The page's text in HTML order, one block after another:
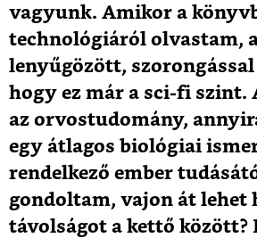
vagyunk. Amikor a
technológiáról olvastam,
lenyűgözött,
hogy ez már a sci-fi
az orvostudomány,
egy átlagos biológiai
rendelkező ember
gondoltam, vajon át lehet
távolságot a kettő között?